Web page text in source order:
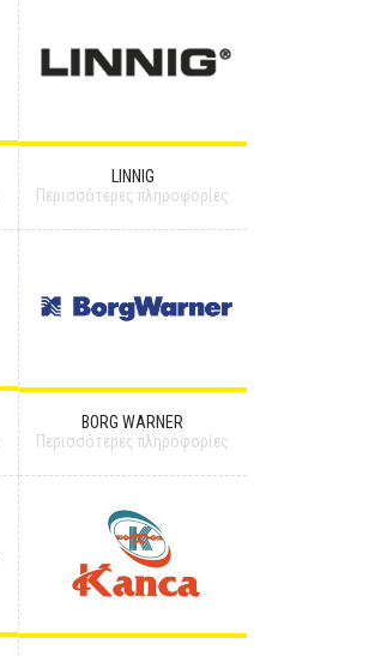
LINNIG
Περισσότερες πληροφορίες
BORG WARNER
Περισσότερες πληροφορίες